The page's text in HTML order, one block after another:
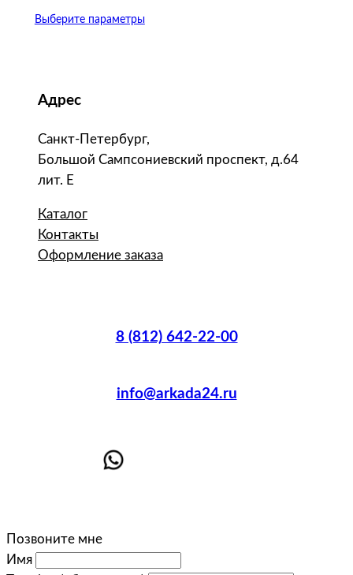
Выберите параметры
Адрес
Санкт-Петербург,
Большой Сампсониевский проспект, д.64
лит. Е
Каталог
Контакты
Оформление заказа
8 (812) 642-22-00
info@arkada24.ru
Позвоните мне
Имя